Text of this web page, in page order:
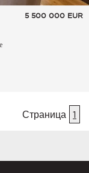
5 500 000 EUR
Страница 1